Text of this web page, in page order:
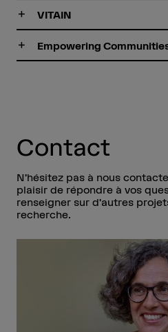
VITAIN
Empowering
Contact
N’hésitez pas à nous
plaisir de répondre à vos
renseigner sur d’autres
recherche.